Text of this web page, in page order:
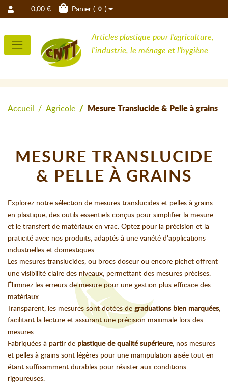
0,00 € Panier ( 0 )
Articles plastique pour l'agriculture,
l'industrie, le ménage et l'hygiène
Accueil Agricole Mesure Translucide & Pelle à grains
MESURE TRANSLUCIDE
& PELLE À GRAINS
Explorez notre sélection de mesures translucides et pelles à grains
en plastique, des outils essentiels conçus pour simplifier la mesure
et le transfert de matériaux en vrac. Optez pour la précision et la
praticité avec nos produits, adaptés à une variété d'applications
industrielles et domestiques.
Les mesures translucides, ou brocs doseur ou encore pichet offrent
une visibilité claire des niveaux, permettant des mesures précises.
Éliminez les erreurs de mesure pour une gestion plus efficace des
matériaux.
Transparent, les mesures sont dotées de graduations bien marquées,
facilitant la lecture et assurant une précision maximale lors des
mesures.
Fabriquées à partir de plastique de qualité supérieure, nos mesures
et pelles à grains sont légères pour une manipulation aisée tout en
étant suffisamment durables pour résister aux conditions
rigoureuses.